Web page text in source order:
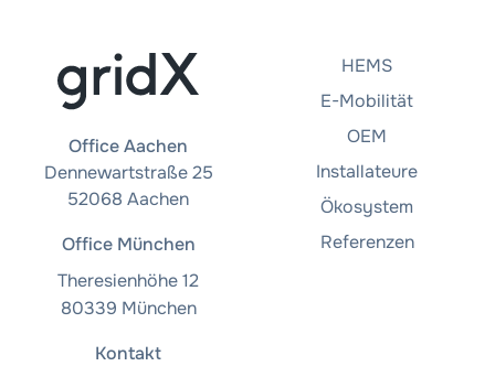
Office Aachen
Dennewartstraße 25
52068 Aachen
Office München
Theresienhöhe 12
80339 München
Kontakt
HEMS
E-Mobilität
OEM
Installateure
Ökosystem
Referenzen